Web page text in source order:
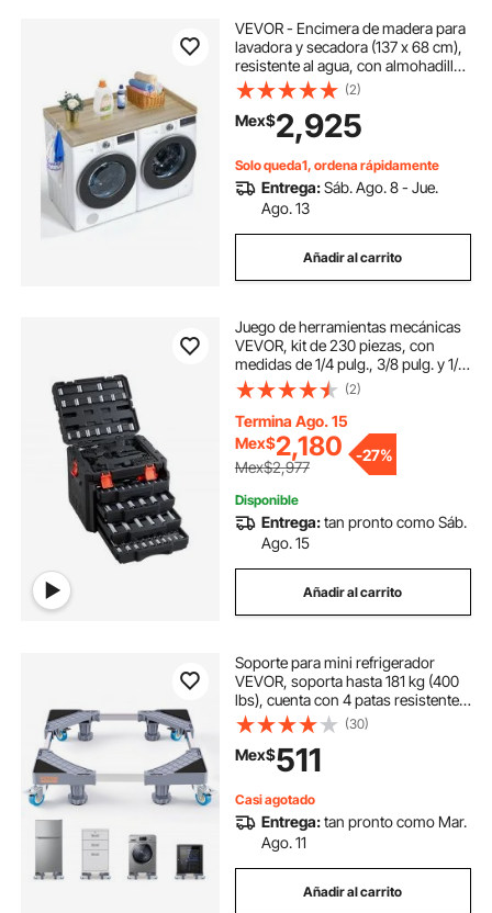
VEVOR - Encimera de madera para
lavadora y secadora (137 x 68 cm),
resistente al agua, con almohadillas
antideslizantes, ideal para
organizar y almacenar la
lavandería, color roble
(2)
Mex$2,925
Solo queda1, ordena rápidamente
Entrega:Sáb. Ago. 8 - Jue.
Ago. 13
Añadir al carrito
Juego de herramientas mecánicas
VEVOR, kit de 230 piezas, con
medidas de 1/4 pulg., 3/8 pulg. y 1/2
pulg., juego de vasos SAE y
métricos, llaves, puntas de
destornillador, accesorios y
estuche de almacenamiento, para
reparación de automóviles.
(2)
Termina Ago. 15
Mex$2,180
Mex$2,977
-27%
Disponible
Entrega:tan pronto como Sáb.
Ago. 15
Añadir al carrito
Soporte para mini refrigerador
VEVOR, soporta hasta 181 kg (400
lbs), cuenta con 4 patas resistentes,
4 ruedas giratorias con bloqueo,
pedestal para lavadora y secadora,
base multifuncional ajustable para
lavadora y refrigerador, base móvil
universal.
(30)
Mex$511
Casi agotado
Entrega:tan pronto como Mar.
Ago. 11
Añadir al carrito